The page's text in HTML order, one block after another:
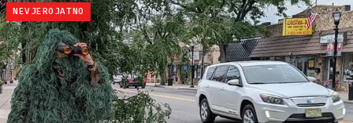
NEVJEROJATNO